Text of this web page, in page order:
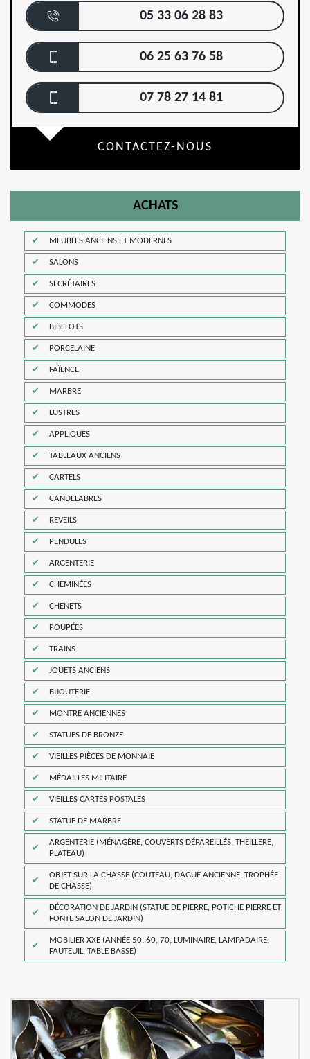
05 33 06 28 83
06 25 63 76 58
07 78 27 14 81
CONTACTEZ-NOUS
ACHATS
MEUBLES ANCIENS ET MODERNES
SALONS
SECRÉTAIRES
COMMODES
BIBELOTS
PORCELAINE
FAÏENCE
MARBRE
LUSTRES
APPLIQUES
TABLEAUX ANCIENS
CARTELS
CANDELABRES
REVEILS
PENDULES
ARGENTERIE
CHEMINÉES
CHENETS
POUPÉES
TRAINS
JOUETS ANCIENS
BIJOUTERIE
MONTRE ANCIENNES
STATUES DE BRONZE
VIEILLES PIÈCES DE MONNAIE
MÉDAILLES MILITAIRE
VIEILLES CARTES POSTALES
STATUE DE MARBRE
ARGENTERIE (MÉNAGÈRE, COUVERTS DÉPAREILLÉS, THEILLERE,
PLATEAU)
OBJET SUR LA CHASSE (COUTEAU, DAGUE ANCIENNE, TROPHÉE
DE CHASSE)
DÉCORATION DE JARDIN (STATUE DE PIERRE, POTICHE PIERRE ET
FONTE SALON DE JARDIN)
MOBILIER XXE (ANNÉE 50, 60, 70, LUMINAIRE, LAMPADAIRE,
FAUTEUIL, TABLE BASSE)